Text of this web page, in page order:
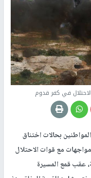
في كفر قدوم
بحالات اختناق
مواجهات مع قوات الاحتلال
عقب قمع المسيرة